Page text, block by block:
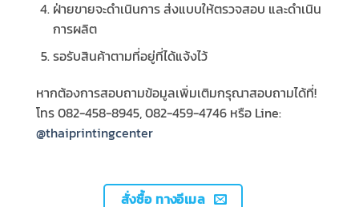
ฝ่ายขายจะดำเนินการ ส่งแบบให้ตรวจสอบ และดำเนิน
การผลิต
รอรับสินค้าตามที่อยู่ที่ได้แจ้งไว้
หากต้องการสอบถามข้อมูลเพิ่มเติมกรุณาสอบถามได้ที่!
โทร 082-458-8945, 082-459-4746 หรือ Line:
@thaiprintingcenter
สั่งซื้อ ทางอีเมล